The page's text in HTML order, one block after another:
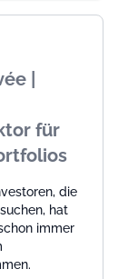
|
für
die
hat
immer